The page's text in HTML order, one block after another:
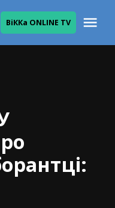
ВіККа ONLINE TV